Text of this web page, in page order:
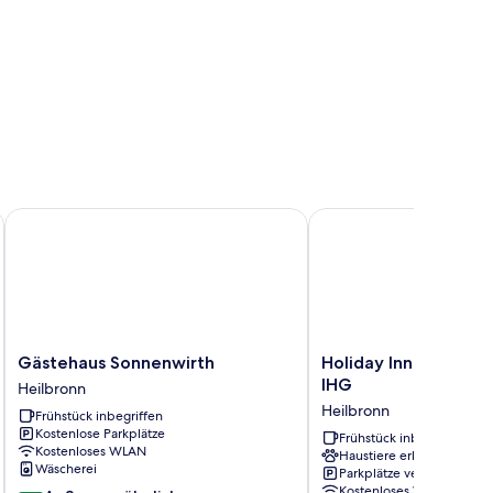
Gästehaus
Sonnenwirth
Heilbronn
Gästehaus Sonnenwirth
Heilbronn
Frühstück inbegriffen
Kostenlose Parkplätze
Kostenloses WLAN
Wäscherei
Gästehaus Sonnenwirth
Holiday
Inn
Heilbronn
by
IHG
Heilbronn
Holiday Inn Express
IHG
Heilbronn
Frühstück inbegriffen
Haustiere erlaubt
Parkplätze verfügbar
Holiday Inn Express